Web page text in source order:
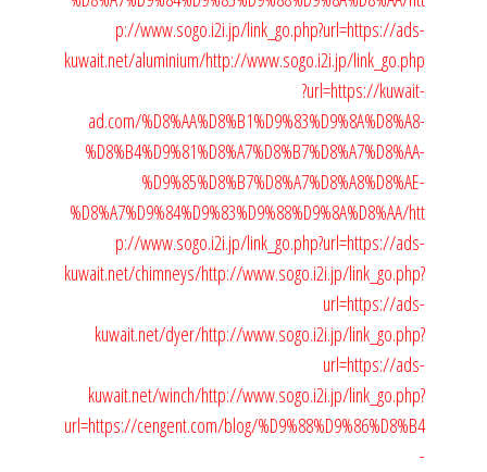
p://www.sogo.i2i.jp/link_go.php?url=https://ads-
kuwait.net/aluminium/http://www.sogo.i2i.jp/link_go.php
?url=https://kuwait-
ad.com/%D8%AA%D8%B1%D9%83%D9%8A%D8%A8-
%D8%B4%D9%81%D8%A7%D8%B7%D8%A7%D8%AA-
%D9%85%D8%B7%D8%A7%D8%A8%D8%AE-
%D8%A7%D9%84%D9%83%D9%88%D9%8A%D8%AA/htt
p://www.sogo.i2i.jp/link_go.php?url=https://ads-
kuwait.net/chimneys/http://www.sogo.i2i.jp/link_go.php?
url=https://ads-
kuwait.net/dyer/http://www.sogo.i2i.jp/link_go.php?
url=https://ads-
kuwait.net/winch/http://www.sogo.i2i.jp/link_go.php?
url=https://cengent.com/blog/%D9%88%D9%86%D8%B4
-